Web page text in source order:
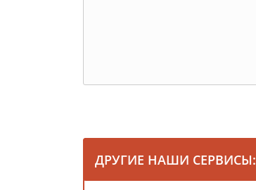
ДРУГИЕ НАШИ СЕРВИСЫ: